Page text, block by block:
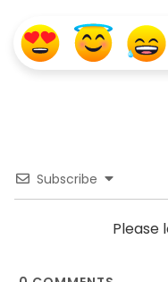
Subscribe
Please